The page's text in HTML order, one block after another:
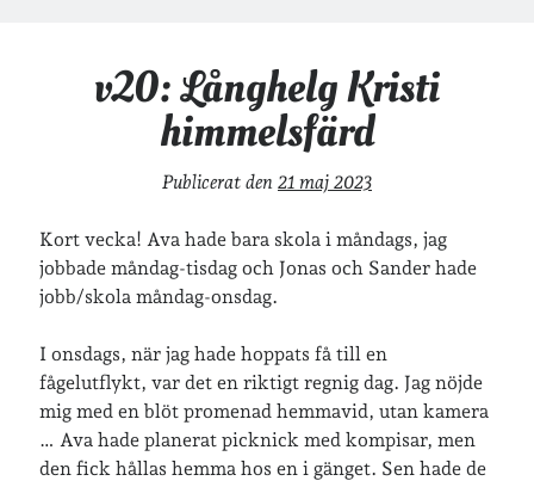
v20: Långhelg Kristi
himmelsfärd
Publicerat den 21 maj 2023
Kort vecka! Ava hade bara skola i måndags, jag
jobbade måndag-tisdag och Jonas och Sander hade
jobb/skola måndag-onsdag.
I onsdags, när jag hade hoppats få till en
fågelutflykt, var det en riktigt regnig dag. Jag nöjde
mig med en blöt promenad hemmavid, utan kamera
… Ava hade planerat picknick med kompisar, men
den fick hållas hemma hos en i gänget. Sen hade de